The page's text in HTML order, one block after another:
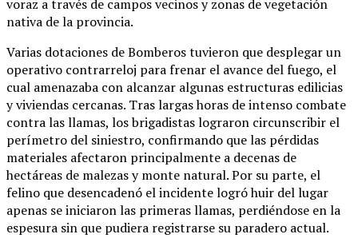
voraz a través de campos vecinos y zonas de vegetación
nativa de la provincia.
Varias dotaciones de Bomberos tuvieron que desplegar un
operativo contrarreloj para frenar el avance del fuego, el
cual amenazaba con alcanzar algunas estructuras edilicias
y viviendas cercanas. Tras largas horas de intenso combate
contra las llamas, los brigadistas lograron circunscribir el
perímetro del siniestro, confirmando que las pérdidas
materiales afectaron principalmente a decenas de
hectáreas de malezas y monte natural. Por su parte, el
felino que desencadenó el incidente logró huir del lugar
apenas se iniciaron las primeras llamas, perdiéndose en la
espesura sin que pudiera registrarse su paradero actual.